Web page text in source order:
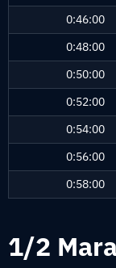
0:46:00
0:48:00
0:50:00
0:52:00
0:54:00
0:56:00
0:58:00
1/2